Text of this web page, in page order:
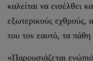
καλείται να εισέλθει
εξωτερικούς εχθρούς,
του τον εαυτό, τα πάθη
«Παρουσιάζεται